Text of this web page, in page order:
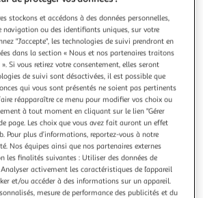
rare / cap' ou pas cap'? Poplitê &
collection pitt ocha
rare / Cap' ou pas cap' ?” de la
Sur l'édition, Les Ogres de Barback
pour l'interprétation.Ce disque pop
pensée pour la découverte
vinyle. Une présentation soignée et un
4/5 jours
stockons et accédons à des données personnelles,
navigation ou des identifiants uniques, sur votre
"J'accepte", les technologies de suivi prendront en
dans la section « Nous et nos partenaires traitons
Si vous retirez votre consentement, elles seront
de suivi sont désactivées, il est possible que
qui vous sont présentés ne soient pas pertinents
réapparaître ce menu pour modifier vos choix ou
à tout moment en cliquant sur le lien "Gérer
page. Les choix que vous avez fait auront un effet
Pour plus d’informations, reportez-vous à notre
Nos équipes ainsi que nos partenaires externes
les finalités suivantes : Utiliser des données de
activement les caractéristiques de l’appareil
et/ou accéder à des informations sur un appareil.
mesure de performance des publicités et du